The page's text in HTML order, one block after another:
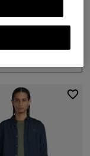
4.124,25 TL